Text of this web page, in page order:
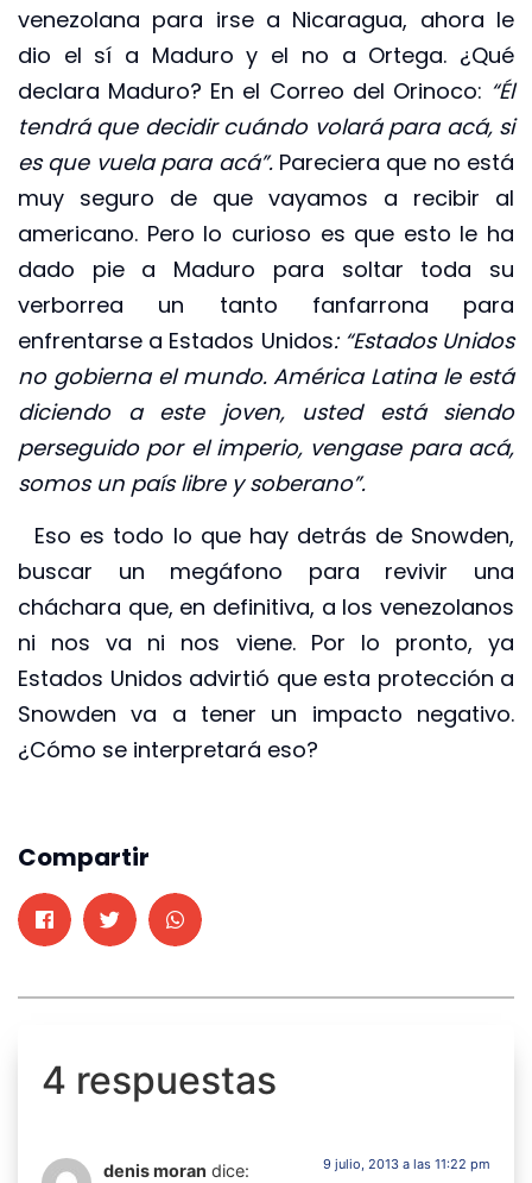
venezolana para irse a Nicaragua, ahora le
dio el sí a Maduro y el no a Ortega. ¿Qué
declara Maduro? En el Correo del Orinoco: “Él
tendrá que decidir cuándo volará para acá, si
es que vuela para acá”.Pareciera que no está
muy seguro de que vayamos a recibir al
americano. Pero lo curioso es que esto le ha
dado pie a Maduro para soltar toda su
verborrea un tanto fanfarrona para
enfrentarse a Estados Unidos: “Estados Unidos
no gobierna el mundo. América Latina le está
diciendo a este joven, usted está siendo
perseguido por el imperio, vengase para acá,
somos un país libre y soberano”.
Eso es todo lo que hay detrás de Snowden,
buscar un megáfono para revivir una
cháchara que, en definitiva, a los venezolanos
ni nos va ni nos viene. Por lo pronto, ya
Estados Unidos advirtió que esta protección a
Snowden va a tener un impacto negativo.
¿Cómo se interpretará eso?
Compartir
4 respuestas
denis moran dice: 9 julio, 2013 a las 11:22 pm